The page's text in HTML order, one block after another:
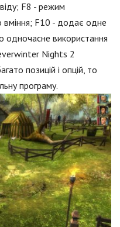
F8 - режим
F10 - додає одне
одночасне використання
Nights 2
позицій і опцій, то
програму.